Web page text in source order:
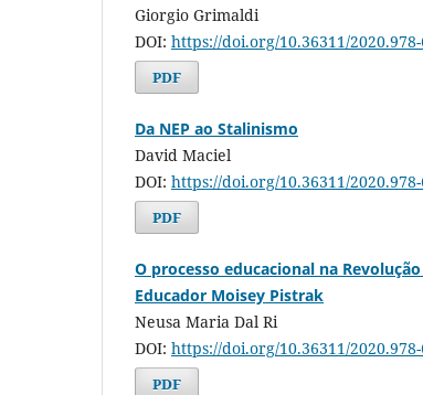
Giorgio Grimaldi
DOI: https://doi.org/10.36311/
PDF
Da NEP ao Stalinismo
David Maciel
DOI: https://doi.org/10.36311/
PDF
O processo educacional na
Educador Moisey Pistrak
Neusa Maria Dal Ri
DOI: https://doi.org/10.36311/
PDF